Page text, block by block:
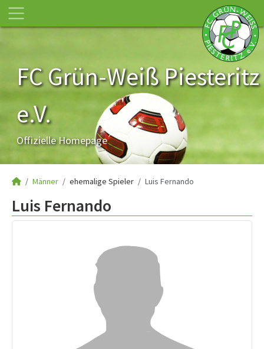
FC Grün-Weiß Piesteritz
e.V.
Offizielle Homepage
Männer ehemalige Spieler Luis Fernando
Luis Fernando